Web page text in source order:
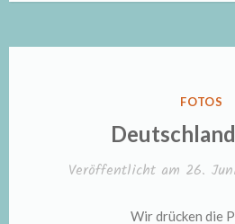
groß,
Kinder,
Kinder
kein
Ende“
IN
FOTOS
Veröffentlicht am 26.
Wir drücken die